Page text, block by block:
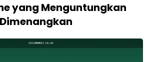
yang Menguntungkan